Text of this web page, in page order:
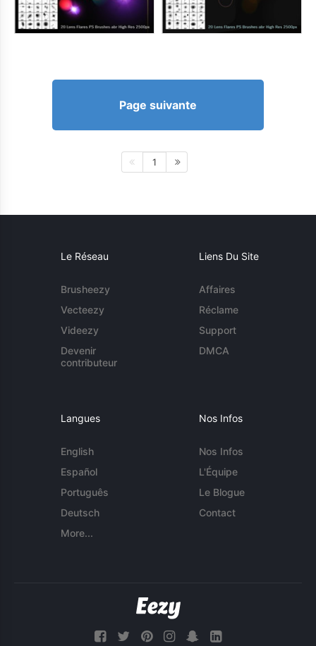
Page suivante
1
Le Réseau
Brusheezy
Vecteezy
Videezy
Devenir
contributeur
Liens Du Site
Affaires
Réclame
Support
DMCA
Langues
English
Español
Português
Deutsch
More...
Nos Infos
Nos Infos
L'Équipe
Le Blogue
Contact